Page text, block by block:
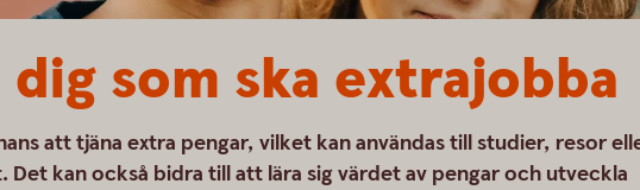
som ska extrajobba
att tjäna extra pengar, vilket kan användas till studier, resor
Det kan också bidra till att lära sig värdet av pengar och utveckla